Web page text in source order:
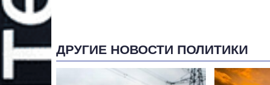
ДРУГИЕ НОВОСТИ ПОЛИТИКИ